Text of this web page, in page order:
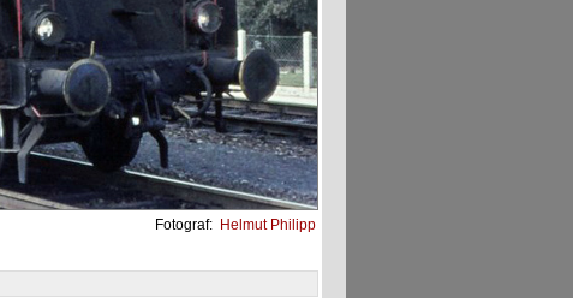
Fotograf: Helmut Philipp